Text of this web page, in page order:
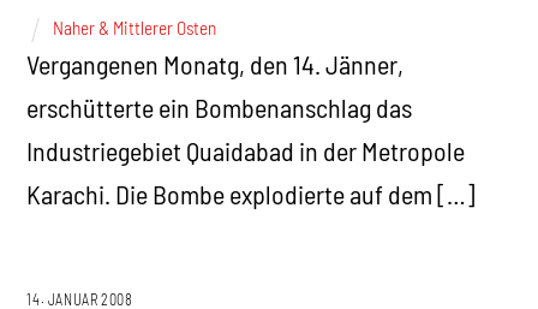
Naher & Mittlerer Osten
Vergangenen Monatg, den 14. Jänner,
erschütterte ein Bombenanschlag das
Industriegebiet Quaidabad in der Metropole
Karachi. Die Bombe explodierte auf dem […]
14. JANUAR 2008